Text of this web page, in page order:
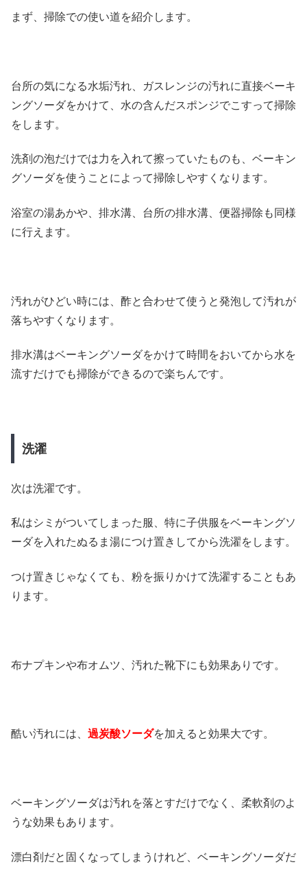
まず、掃除での使い道を紹介します。
台所の気になる水垢汚れ、ガスレンジの汚れに直接ベーキ
ングソーダをかけて、水の含んだスポンジでこすって掃除
をします。
洗剤の泡だけでは力を入れて擦っていたものも、ベーキン
グソーダを使うことによって掃除しやすくなります。
浴室の湯あかや、排水溝、台所の排水溝、便器掃除も同様
に行えます。
汚れがひどい時には、酢と合わせて使うと発泡して汚れが
落ちやすくなります。
排水溝はベーキングソーダをかけて時間をおいてから水を
流すだけでも掃除ができるので楽ちんです。
洗濯
次は洗濯です。
私はシミがついてしまった服、特に子供服をベーキングソ
ーダを入れたぬるま湯につけ置きしてから洗濯をします。
つけ置きじゃなくても、粉を振りかけて洗濯することもあ
ります。
布ナプキンや布オムツ、汚れた靴下にも効果ありです。
酷い汚れには、 過炭酸ソーダを加えると効果大です。
ベーキングソーダは汚れを落とすだけでなく、柔軟剤のよ
うな効果もあります。
漂白剤だと固くなってしまうけれど、ベーキングソーダだ